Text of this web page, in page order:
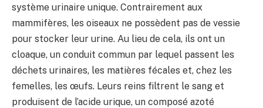
système urinaire unique. Contrairement aux
mammifères, les oiseaux ne possèdent pas de vessie
pour stocker leur urine. Au lieu de cela, ils ont un
cloaque, un conduit commun par lequel passent les
déchets urinaires, les matières fécales et, chez les
femelles, les œufs. Leurs reins filtrent le sang et
produisent de l’acide urique, un composé azoté